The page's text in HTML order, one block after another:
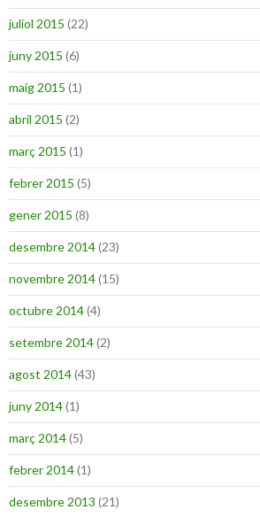
juliol 2015 (22)
juny 2015 (6)
maig 2015 (1)
abril 2015 (2)
març 2015 (1)
febrer 2015 (5)
gener 2015 (8)
desembre 2014(23)
novembre 2014(15)
octubre 2014(4)
setembre 2014(2)
agost 2014(43)
juny 2014(1)
març 2014(5)
febrer 2014(1)
desembre 2013 (21)